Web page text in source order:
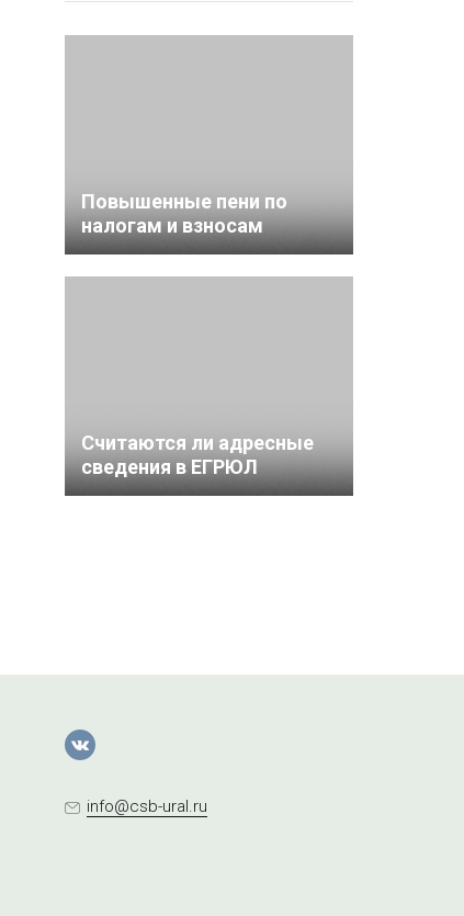
Повышенные пени по
налогам и взносам
отменили
Считаются ли адресные
сведения в ЕГРЮЛ
недостоверными, если по
info@csb-ural.ru